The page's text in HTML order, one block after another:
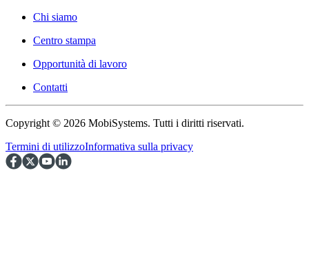
Chi siamo
Centro stampa
Opportunità di lavoro
Contatti
Copyright © 2026 MobiSystems. Tutti i diritti riservati.
Termini di utilizzoInformativa sulla privacy